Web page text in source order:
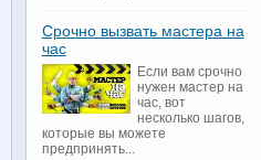
Срочно вызвать мастера на
час
Если вам срочно
нужен мастер на
час, вот
несколько шагов,
которые вы можете
предпринять...